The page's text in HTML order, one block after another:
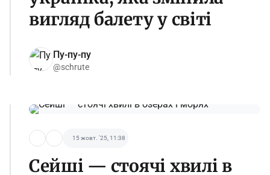
вигляд балету у світі
Пу-пу-пу
@schrute
15 жовт. '25, 11:38
Сейші — стоячі хвилі в